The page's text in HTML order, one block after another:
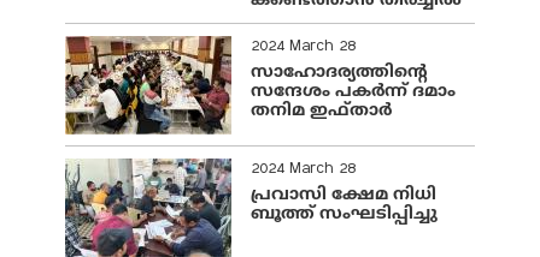
2024 March 28
സാഹോദര്യത്തിന്റെ
സന്ദേശം പകർന്ന് ദമാം
തനിമ ഇഫ്‌താർ
2024 March 28
പ്രവാസി ക്ഷേമ നിധി
ബൂത്ത് സംഘടിപ്പിച്ചു